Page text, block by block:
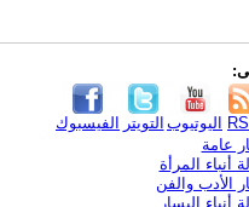
الفيسبوك التويتر اليوتيوب
عامة
أنباء المرأة
الأدب والفن
أنباء اليسار